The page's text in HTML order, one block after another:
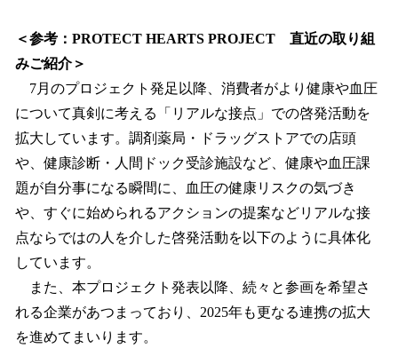
＜参考：PROTECT HEARTS PROJECT 直近の取り組
みご紹介＞
7月のプロジェクト発足以降、消費者がより健康や血圧
について真剣に考える「リアルな接点」での啓発活動を
拡大しています。調剤薬局・ドラッグストアでの店頭
や、健康診断・人間ドック受診施設など、健康や血圧課
題が自分事になる瞬間に、血圧の健康リスクの気づき
や、すぐに始められるアクションの提案などリアルな接
点ならではの人を介した啓発活動を以下のように具体化
しています。
また、本プロジェクト発表以降、続々と参画を希望さ
れる企業があつまっており、2025年も更なる連携の拡大
を進めてまいります。